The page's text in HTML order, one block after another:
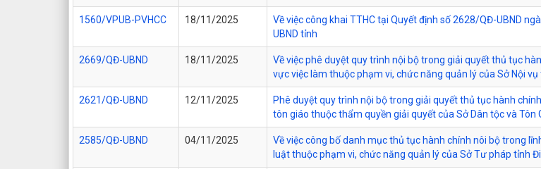
1560/VPUB-PVHCC 18/11/2025
Về việc công khai TTHC tại Quyết định số 2628/QĐ-UBND
UBND tỉnh
2669/QĐ-UBND 18/11/2025
Về việc phê duyệt quy trình nội bộ trong giải quyết thủ tục
vực việc làm thuộc phạm vi, chức năng quản lý của Sở Nội vụ
2621/QĐ-UBND 12/11/2025
Phê duyệt quy trình nội bộ trong giải quyết thủ tục hành
tôn giáo thuộc thẩm quyền giải quyết của Sở Dân tộc và Tôn
2585/QĐ-UBND 04/11/2025
Về việc công bố danh mục thủ tục hành chính nôi bộ trong
luật thuộc phạm vi, chức năng quản lý của Sở Tư pháp tỉnh